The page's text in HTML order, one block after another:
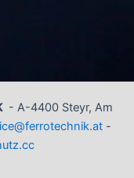
- A-4400 Steyr, Am
-